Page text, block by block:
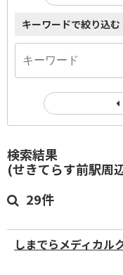
検索結果
(せきてらす前駅周
29件
しまでらメディカル
キーワードで絞り込む